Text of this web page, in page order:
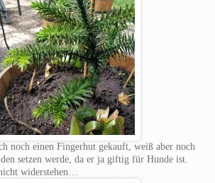
noch einen Fingerhut gekauft, weiß aber noch
setzen werde, da er ja giftig für Hunde ist.
widerstehen…